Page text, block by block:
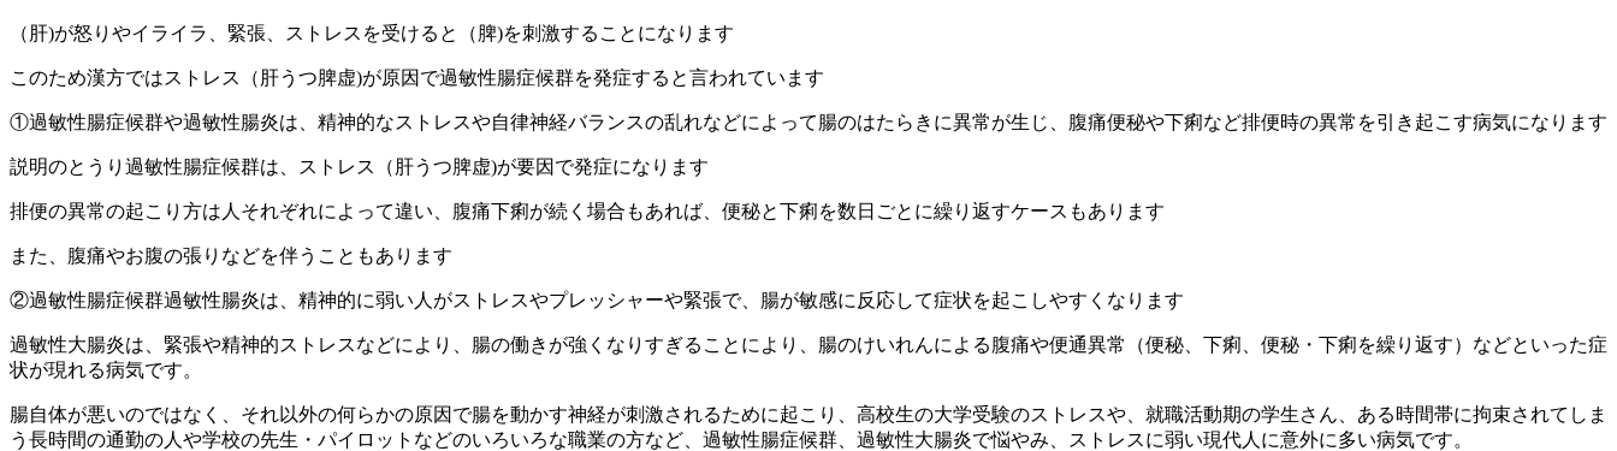
（肝)が怒りやイライラ、緊張、ストレスを受けると（脾)を刺激することになります
このため漢方ではストレス（肝うつ脾虚)が原因で過敏性腸症候群を発症すると言われています
①過敏性腸症候群や過敏性腸炎は、精神的なストレスや自律神経バランスの乱れなどによって腸のはたらきに異常が生じ、腹痛便秘や下痢など排便時の異常を引き起こす病気になります
説明のとうり過敏性腸症候群は、ストレス（肝うつ脾虚)が要因で発症になります
排便の異常の起こり方は人それぞれによって違い、腹痛下痢が続く場合もあれば、便秘と下痢を数日ごとに繰り返すケースもあります
また、腹痛やお腹の張りなどを伴うこともあります
②過敏性腸症候群過敏性腸炎は、精神的に弱い人がストレスやプレッシャーや緊張で、腸が敏感に反応して症状を起こしやすくなります
過敏性大腸炎は、緊張や精神的ストレスなどにより、腸の働きが強くなりすぎることにより、腸のけいれんによる腹痛や便通異常（便秘、下痢、便秘・下痢を繰り返す）などといった症
状が現れる病気です。
腸自体が悪いのではなく、それ以外の何らかの原因で腸を動かす神経が刺激されるために起こり、高校生の大学受験のストレスや、就職活動期の学生さん、ある時間帯に拘束されてしま
う長時間の通勤の人や学校の先生・パイロットなどのいろいろな職業の方など、過敏性腸症候群、過敏性大腸炎で悩やみ、ストレスに弱い現代人に意外に多い病気です。